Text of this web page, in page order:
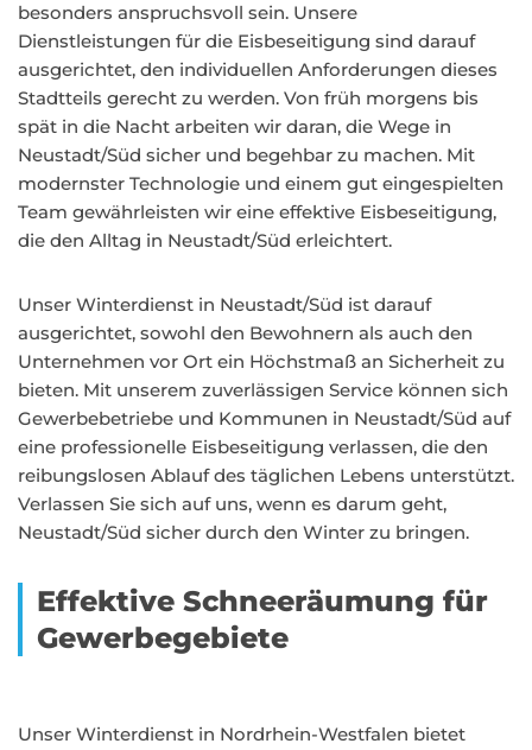
besonders anspruchsvoll sein. Unsere
Dienstleistungen für die Eisbeseitigung sind darauf
ausgerichtet, den individuellen Anforderungen dieses
Stadtteils gerecht zu werden. Von früh morgens bis
spät in die Nacht arbeiten wir daran, die Wege in
Neustadt/Süd sicher und begehbar zu machen. Mit
modernster Technologie und einem gut eingespielten
Team gewährleisten wir eine effektive Eisbeseitigung,
die den Alltag in Neustadt/Süd erleichtert.
Unser Winterdienst in Neustadt/Süd ist darauf
ausgerichtet, sowohl den Bewohnern als auch den
Unternehmen vor Ort ein Höchstmaß an Sicherheit zu
bieten. Mit unserem zuverlässigen Service können sich
Gewerbebetriebe und Kommunen in Neustadt/Süd auf
eine professionelle Eisbeseitigung verlassen, die den
reibungslosen Ablauf des täglichen Lebens unterstützt.
Verlassen Sie sich auf uns, wenn es darum geht,
Neustadt/Süd sicher durch den Winter zu bringen.
Effektive Schneeräumung für
Gewerbegebiete
Unser Winterdienst in Nordrhein-Westfalen bietet